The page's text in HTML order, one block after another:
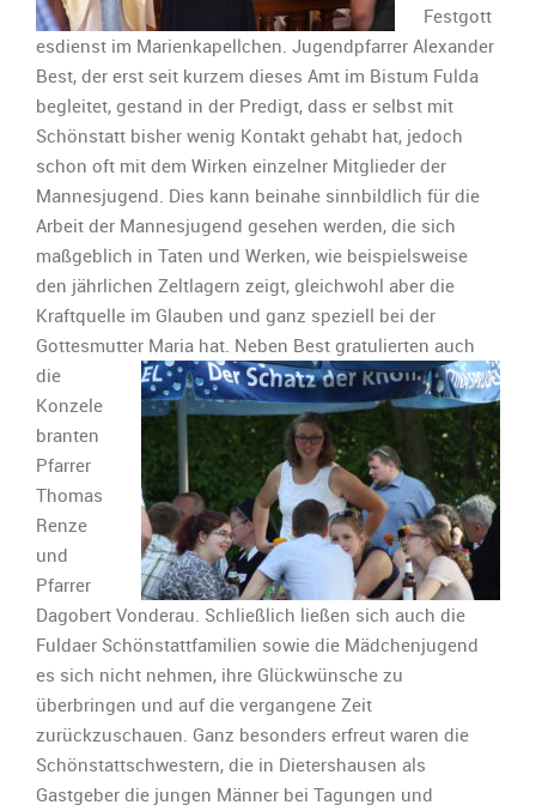
Festgott
esdienst im Marienkapellchen. Jugendpfarrer Alexander
Best, der erst seit kurzem dieses Amt im Bistum Fulda
begleitet, gestand in der Predigt, dass er selbst mit
Schönstatt bisher wenig Kontakt gehabt hat, jedoch
schon oft mit dem Wirken einzelner Mitglieder der
Mannesjugend. Dies kann beinahe sinnbildlich für die
Arbeit der Mannesjugend gesehen werden, die sich
maßgeblich in Taten und Werken, wie beispielsweise
den jährlichen Zeltlagern zeigt, gleichwohl aber die
Kraftquelle im Glauben und ganz speziell bei der
Gottesmutter Maria hat. Neben Best gratulierten auch
die
Konzele
branten
Pfarrer
Thomas
Renze
und
Pfarrer
Dagobert Vonderau. Schließlich ließen sich auch die
Fuldaer Schönstattfamilien sowie die Mädchenjugend
es sich nicht nehmen, ihre Glückwünsche zu
überbringen und auf die vergangene Zeit
zurückzuschauen. Ganz besonders erfreut waren die
Schönstattschwestern, die in Dietershausen als
Gastgeber die jungen Männer bei Tagungen und